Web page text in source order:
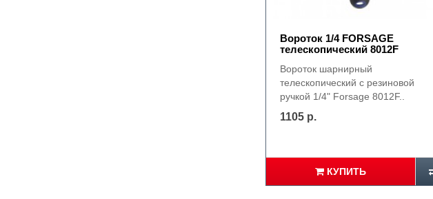
Вороток 1/4 FORSAGE
телескопический 8012F
Вороток шарнирный
телескопический с резиновой
ручкой 1/4" Forsage 8012F..
1105 р.
КУПИТЬ